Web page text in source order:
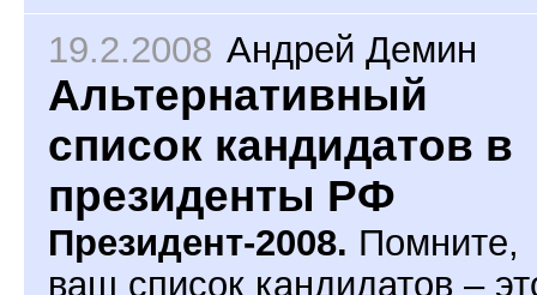
19.2.2008 Андрей Демин
Альтернативный
список кандидатов в
президенты РФ
Президент-2008. Помните,
ваш список кандидатов –